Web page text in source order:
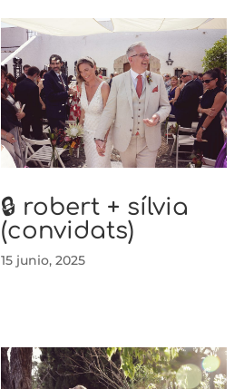
🔒 robert + sílvia
(convidats)
15 junio, 2025